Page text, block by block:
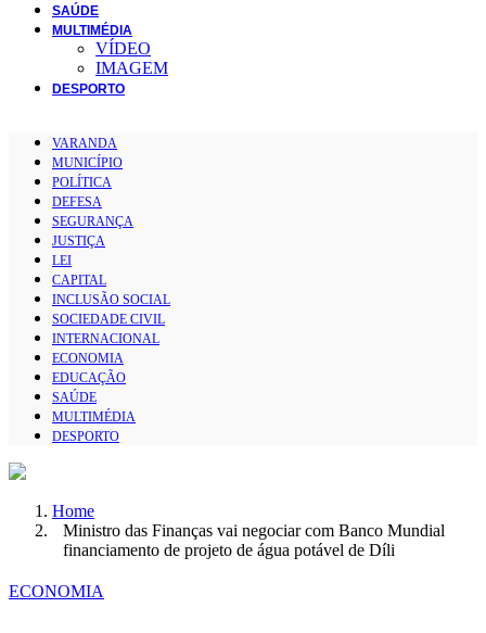
SAÚDE
MULTIMÉDIA
VÍDEO
IMAGEM
DESPORTO
VARANDA
MUNICÍPIO
POLÍTICA
DEFESA
SEGURANÇA
JUSTIÇA
LEI
CAPITAL
INCLUSÃO SOCIAL
SOCIEDADE CIVIL
INTERNACIONAL
ECONOMIA
EDUCAÇÃO
SAÚDE
MULTIMÉDIA
DESPORTO
Home
Ministro das Finanças vai negociar com Banco Mundial
financiamento de projeto de água potável de Díli
ECONOMIA